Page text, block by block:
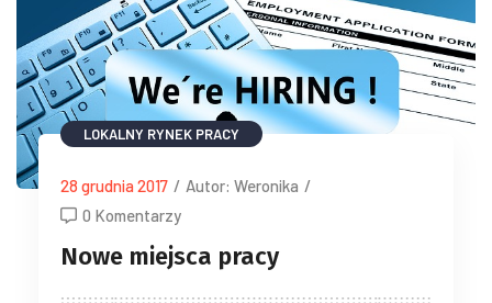
LOKALNY RYNEK PRACY
28 grudnia 2017 / Autor: Weronika /
0 Komentarzy
Nowe miejsca pracy